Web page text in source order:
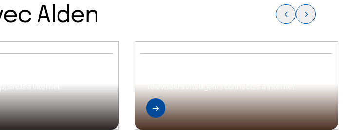
Alden
à internet. Téléviseurs intelligents connectés à internet.
Découvrir la gamme